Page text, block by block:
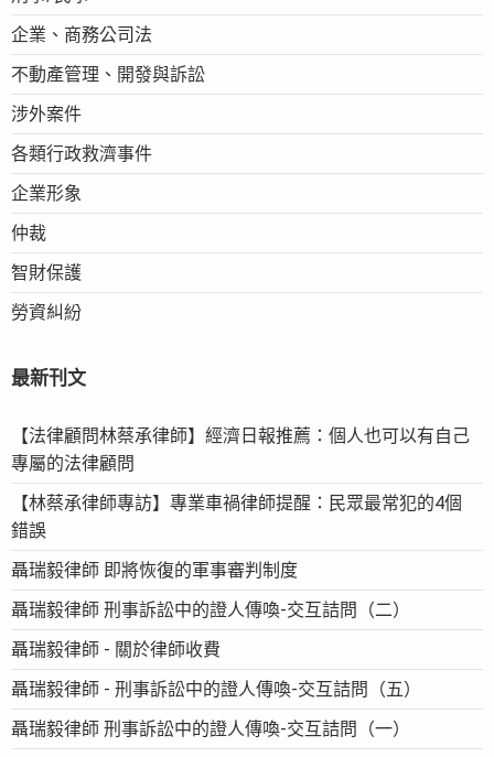
企業、商務公司法
不動產管理、開發與訴訟
涉外案件
各類行政救濟事件
企業形象
仲裁
智財保護
勞資糾紛
最新刊文
【法律顧問林蔡承律師】經濟日報推薦：個人也可以有自己
專屬的法律顧問
【林蔡承律師專訪】專業車禍律師提醒：民眾最常犯的4個
錯誤
聶瑞毅律師 即將恢復的軍事審判制度
聶瑞毅律師 刑事訴訟中的證人傳喚-交互詰問（二）
聶瑞毅律師 - 關於律師收費
聶瑞毅律師 - 刑事訴訟中的證人傳喚-交互詰問（五）
聶瑞毅律師 刑事訴訟中的證人傳喚-交互詰問（一）